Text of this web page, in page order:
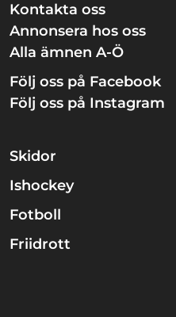
Kontakta oss
Annonsera hos oss
Alla ämnen A-Ö
Följ oss på Facebook
Följ oss på Instagram
Skidor
Ishockey
Fotboll
Friidrott